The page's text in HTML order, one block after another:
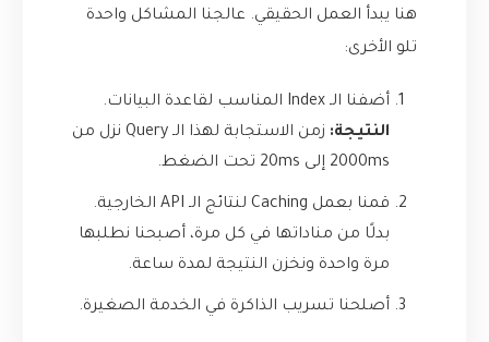
هنا يبدأ العمل الحقيقي. عالجنا المشاكل واحدة
تلو الأخرى:
أضفنا الـ Index المناسب لقاعدة البيانات.
النتيجة:
زمن الاستجابة لهذا الـ Query نزل من
2000ms إلى 20ms تحت الضغط.
قمنا بعمل Caching لنتائج الـ API الخارجية.
بدلًا من مناداتها في كل مرة، أصبحنا نطلبها
مرة واحدة ونخزن النتيجة لمدة ساعة.
أصلحنا تسريب الذاكرة في الخدمة الصغيرة.